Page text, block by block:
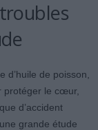
de poisson,
protéger le cœur,
d’accident
grande étude